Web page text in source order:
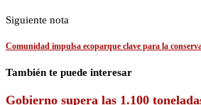
Siguiente nota
Comunidad impulsa ecoparque clave para la
También te puede interesar
Gobierno supera las 1.100